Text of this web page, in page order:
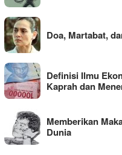
Doa, Martabat,
Definisi Ilmu
Kaprah dan
Memberikan
Dunia